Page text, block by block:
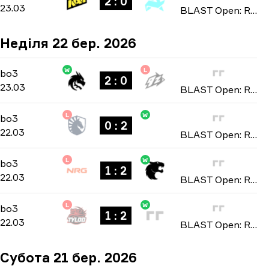
23.03
BLAST Open: Rotterdam Spring 2026
Неділя 22 бер. 2026
bo3 -bo3
23.03
W
2 : 0
L
BLAST Open: Rotterdam Spring 2026
bo3 -bo3
22.03
L
0 : 2
W
BLAST Open: Rotterdam Spring 2026
bo3 -bo3
22.03
L
1 : 2
W
BLAST Open: Rotterdam Spring 2026
bo3 -bo3
22.03
L
1 : 2
W
BLAST Open: Rotterdam Spring 2026
Субота 21 бер. 2026